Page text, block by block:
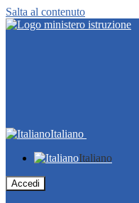
Salta al contenuto
Italiano
Italiano
Accedi